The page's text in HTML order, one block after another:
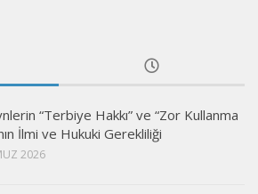
“Terbiye Hakkı” ve “Zor Kullanma
İlmi ve Hukuki Gerekliliği
2026